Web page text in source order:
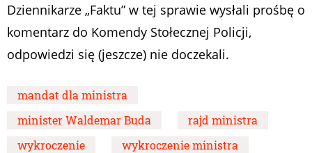
Dziennikarze „Faktu” w tej sprawie wysłali prośbę o
komentarz do Komendy Stołecznej Policji,
odpowiedzi się (jeszcze) nie doczekali.
mandat dla ministra
minister Waldemar Buda
rajd ministra
wykroczenie
wykroczenie ministra